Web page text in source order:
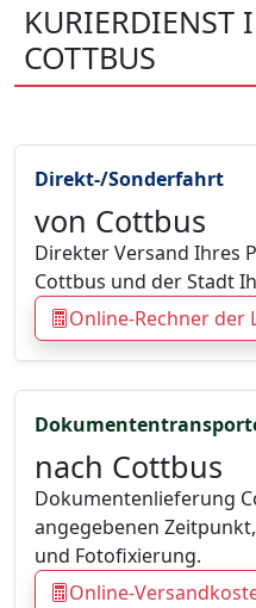
KURIERDIENST
COTTBUS
Direkt-/Sonderfahrt
von Cottbus
Direkter Versand Ihres
Cottbus und der Stadt
Online-Rechner der
nach Cottbus
Dokumentenlieferung
angegebenen
und Fotofixierung.
Online-